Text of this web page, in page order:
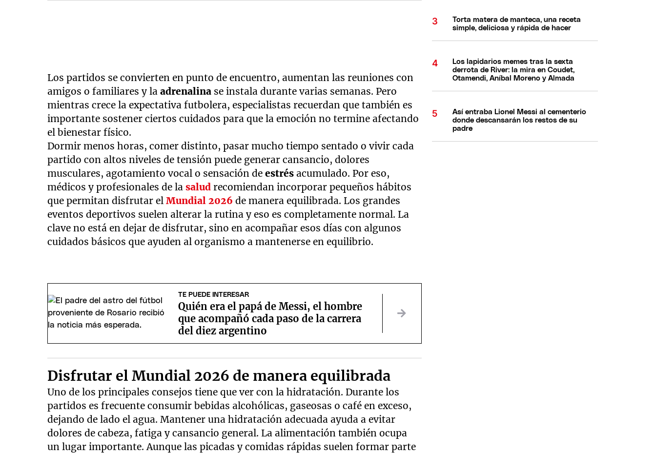
Los partidos se convierten en punto de encuentro, aumentan las reuniones con
amigos o familiares y laadrenalina se instala durante varias semanas. Pero
mientras crece la expectativa futbolera, especialistas recuerdan que también es
importante sostener ciertos cuidados para que la emoción no termine afectando
el bienestar físico.
Dormir menos horas, comer distinto, pasar mucho tiempo sentado o vivir cada
partido con altos niveles de tensión puede generar cansancio, dolores
musculares, agotamiento vocal o sensación deestrésacumulado. Por eso,
médicos y profesionales de lasalud recomiendan incorporar pequeños hábitos
que permitan disfrutar elMundial 2026 de manera equilibrada. Los grandes
eventos deportivos suelen alterar la rutina y eso es completamente normal. La
clave no está en dejar de disfrutar, sino en acompañar esos días con algunos
cuidados básicos que ayuden al organismo a mantenerse en equilibrio.
TE PUEDE INTERESAR
Quién era el papá de Messi, el hombre
que acompañó cada paso de la carrera
del diez argentino
Disfrutar el Mundial 2026 de manera equilibrada
Uno de los principales consejos tiene que ver con la hidratación. Durante los
partidos es frecuente consumir bebidas alcohólicas, gaseosas o café en exceso,
dejando de lado el agua. Mantener una hidratación adecuada ayuda a evitar
dolores de cabeza, fatiga y cansancio general. La alimentación también ocupa
un lugar importante. Aunque las picadas y comidas rápidas suelen formar parte
Torta matera de manteca, una receta
simple, deliciosa y rápida de hacer
Los lapidarios memes tras la sexta
derrota de River: la mira en Coudet,
Otamendi, Aníbal Moreno y Almada
Así entraba Lionel Messi al cementerio
donde descansarán los restos de su
padre